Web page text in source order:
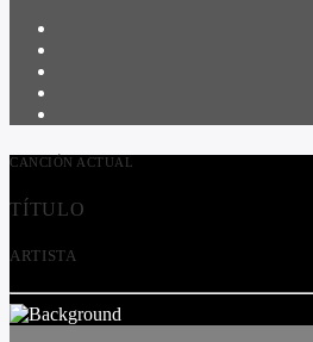
CANCIÓN ACTUAL
TÍTULO
ARTISTA